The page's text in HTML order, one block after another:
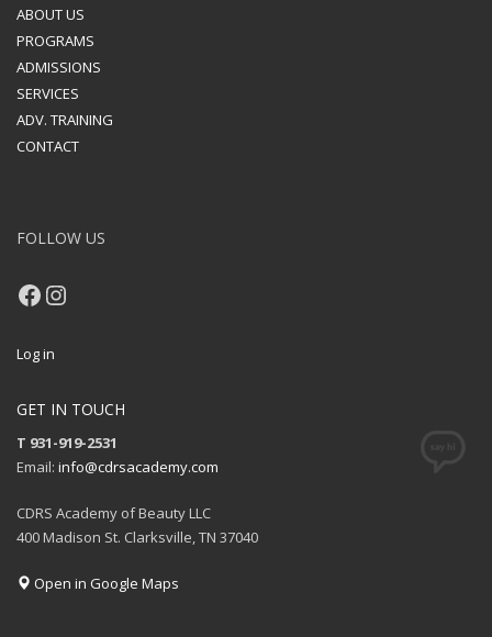
ABOUT US
PROGRAMS
ADMISSIONS
SERVICES
ADV. TRAINING
CONTACT
FOLLOW US
Facebook
Instagram
Log in
GET IN TOUCH
T 931-919-2531
Email: info@cdrsacademy.com
CDRS Academy of Beauty LLC
400 Madison St. Clarksville, TN 37040
Open in Google Maps